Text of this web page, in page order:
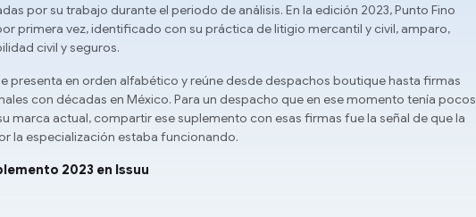
por su trabajo durante el periodo de análisis. En la edición 2023, Punto Fino
primera vez, identificado con su práctica de litigio mercantil y civil, amparo,
civil y seguros.
presenta en orden alfabético y reúne desde despachos boutique hasta firmas
con décadas en México. Para un despacho que en ese momento tenía pocos
marca actual, compartir ese suplemento con esas firmas fue la señal de que la
la especialización estaba funcionando.
2023 en Issuu